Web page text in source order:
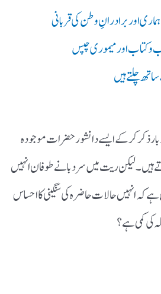
اور برادرانِ وطن کی قربانی
وکتاب اور میموری چپس
چلتے ہیں
ذکر کر کے ایسے دانشور حضرات موجودہ
ہیں ۔ لیکن ریت میں سر دبانے طوفان انہیں
کہ انہیں حالات حاضرہ کی سنگینی کا احساس
کی کمی ہے؟